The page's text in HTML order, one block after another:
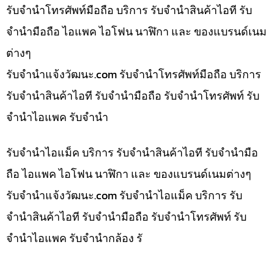
รับจำนำโทรศัพท์มือถือ บริการ รับจำนำสินค้าไอที รับ
จำนำมือถือ ไอแพค ไอโฟน นาฬิกา และ ของแบรนด์เนม
ต่างๆ
รับจํานําแจ้งวัฒนะ.com รับจำนำโทรศัพท์มือถือ บริการ
รับจำนำสินค้าไอที รับจำนำมือถือ รับจำนำโทรศัพท์ รับ
จำนำไอแพค รับจำนำ
รับจำนำไอแม็ค บริการ รับจำนำสินค้าไอที รับจำนำมือ
ถือ ไอแพค ไอโฟน นาฬิกา และ ของแบรนด์เนมต่างๆ
รับจํานําแจ้งวัฒนะ.com รับจำนำไอแม็ค บริการ รับ
จำนำสินค้าไอที รับจำนำมือถือ รับจำนำโทรศัพท์ รับ
จำนำไอแพค รับจำนำกล้อง รั